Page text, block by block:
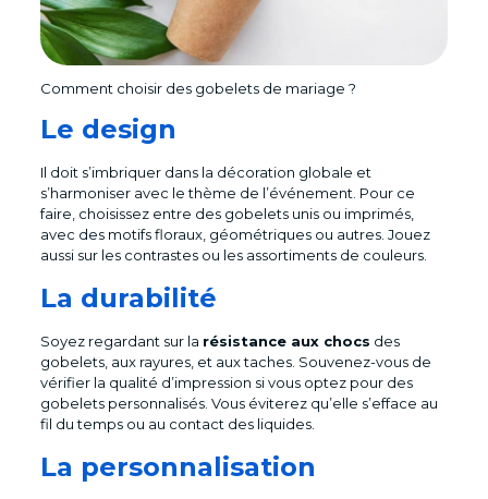
Comment choisir des gobelets de mariage ?
Le design
Il doit s’imbriquer dans la décoration globale et
s’harmoniser avec le thème de l’événement. Pour ce
faire, choisissez entre des gobelets unis ou imprimés,
avec des motifs floraux, géométriques ou autres. Jouez
aussi sur les contrastes ou les assortiments de couleurs.
La durabilité
Soyez regardant sur la résistance aux chocs des
gobelets, aux rayures, et aux taches. Souvenez-vous de
vérifier la qualité d’impression si vous optez pour des
gobelets personnalisés. Vous éviterez qu’elle s’efface au
fil du temps ou au contact des liquides.
La personnalisation